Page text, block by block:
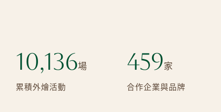
10,136場
累積外燴活動
459家
合作企業與品牌